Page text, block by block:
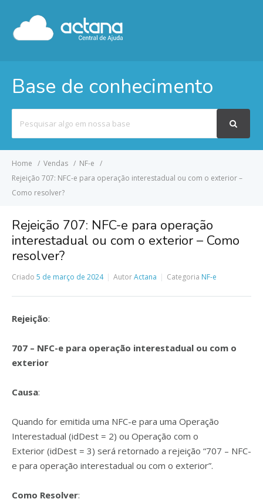
Base de conhecimento
por
Home Vendas
NF-e
Rejeição 707: NFC-e para operação interestadual ou com o exterior –
Como resolver?
Rejeição 707: NFC-e para operação
interestadual ou com o exterior – Como
resolver?
Criado 5 de março de 2024 AutorActana Categoria NF-e
Rejeição:
707 – NFC-e para operação interestadual ou com o
exterior
Causa:
Quando for emitida uma NFC-e para uma Operação
Interestadual (idDest = 2) ou Operação com o
Exterior (idDest = 3) será retornado a rejeição “707 – NFC-
e para operação interestadual ou com o exterior”.
Como Resolver: